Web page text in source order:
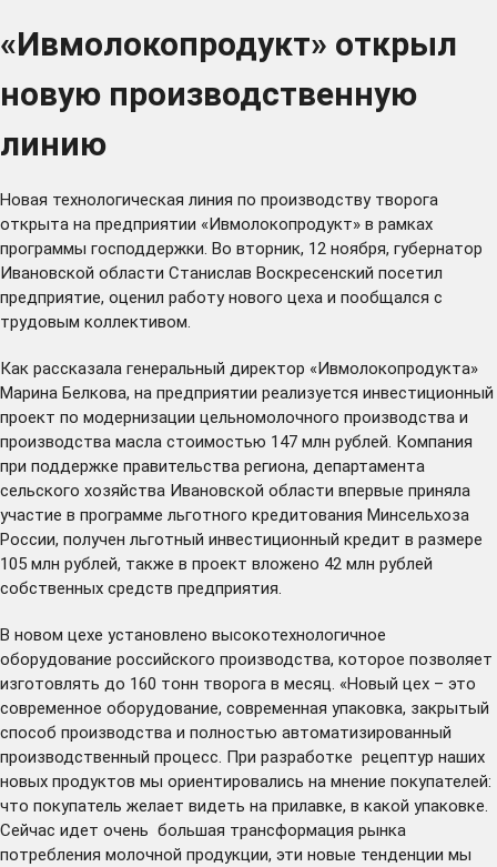
«Ивмолокопродукт» открыл
новую производственную
линию
Новая технологическая линия по производству творога
открыта на предприятии «Ивмолокопродукт» в рамках
программы господдержки. Во вторник, 12 ноября, губернатор
Ивановской области Станислав Воскресенский посетил
предприятие, оценил работу нового цеха и пообщался с
трудовым коллективом.
Как рассказала генеральный директор «Ивмолокопродукта»
Марина Белкова, на предприятии реализуется инвестиционный
проект по модернизации цельномолочного производства и
производства масла стоимостью 147 млн рублей. Компания
при поддержке правительства региона, департамента
сельского хозяйства Ивановской области впервые приняла
участие в программе льготного кредитования Минсельхоза
России, получен льготный инвестиционный кредит в размере
105 млн рублей, также в проект вложено 42 млн рублей
собственных средств предприятия.
В новом цехе установлено высокотехнологичное
оборудование российского производства, которое позволяет
изготовлять до 160 тонн творога в месяц. «Новый цех – это
современное оборудование, современная упаковка, закрытый
способ производства и полностью автоматизированный
производственный процесс. При разработке рецептур наших
новых продуктов мы ориентировались на мнение покупателей:
что покупатель желает видеть на прилавке, в какой упаковке.
Сейчас идет очень большая трансформация рынка
потребления молочной продукции, эти новые тенденции мы